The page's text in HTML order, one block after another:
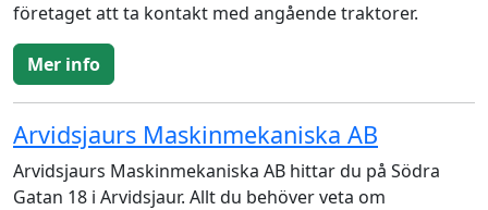
företaget att ta kontakt med angående traktorer.
Mer info
Arvidsjaurs Maskinmekaniska AB
Arvidsjaurs Maskinmekaniska AB hittar du på Södra
Gatan 18 i Arvidsjaur. Allt du behöver veta om